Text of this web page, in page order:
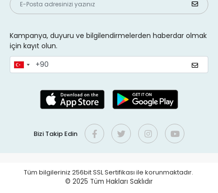
Kampanya, duyuru ve bilgilendirmelerden haberdar olmak
için kayıt olun.
Bizi Takip Edin
Tüm bilgileriniz 256bit SSL Sertifikası ile korunmaktadır.
© 2025 Tüm Hakları Saklıdır